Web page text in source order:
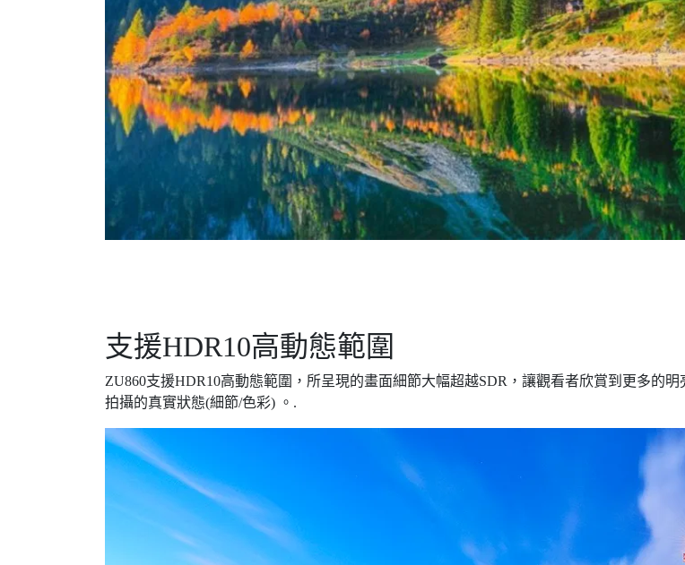
支援HDR10高動態範圍
ZU860支援HDR10高動態範圍，所呈現的畫面細節大幅超越SDR，讓觀看者欣賞到更多的
拍攝的真實狀態(細節/色彩) 。.